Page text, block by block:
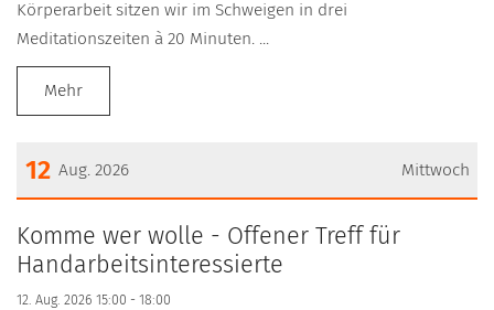
Körperarbeit sitzen wir im Schweigen in drei
Meditationszeiten à 20 Minuten. ...
Mehr
Mittwoch
12 Aug. 2026
Datum: 12. August 2026
Komme wer wolle - Offener Treff für
Handarbeitsinteressierte
12. Aug. 2026 15:00 - 18:00